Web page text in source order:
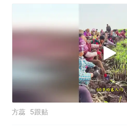
方蕊 5跟贴